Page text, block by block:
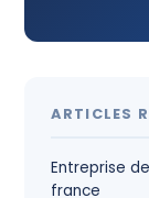
ARTICLES
Entreprise
france